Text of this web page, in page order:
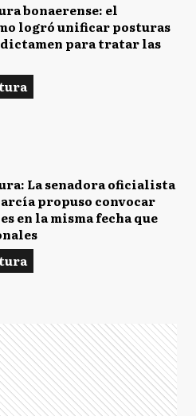
bonaerense: el
logró unificar posturas
dictamen para tratar las
La senadora oficialista
propuso convocar
en la misma fecha que